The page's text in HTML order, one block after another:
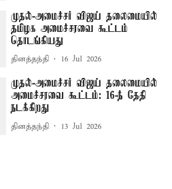
முதல்-அமைச்சர் விஜய் தலைமையில்
தமிழக அமைச்சரவை கூட்டம்
தொடங்கியது
தினத்தந்தி 16 Jul 2026
முதல்-அமைச்சர் விஜய் தலைமையில்
அமைச்சரவை கூட்டம்: 16-ந் தேதி
நடக்கிறது
தினத்தந்தி 13 Jul 2026